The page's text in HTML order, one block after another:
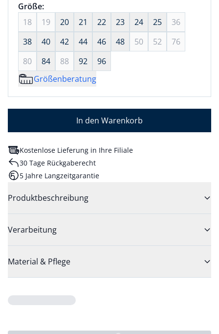
Größenauswahl:
Größe:nichts ausgewählt
18
19 20 21 22 23 24 25
36
38
40 42 44 46 48 50 52
76
80
84 88 92
96
Größenberatung
In den Warenkorb
Kostenlose Lieferung in Ihre Filiale
30 Tage Rückgaberecht
5 Jahre Langzeitgarantie
Produktbeschreibung
Verarbeitung
Material & Pflege